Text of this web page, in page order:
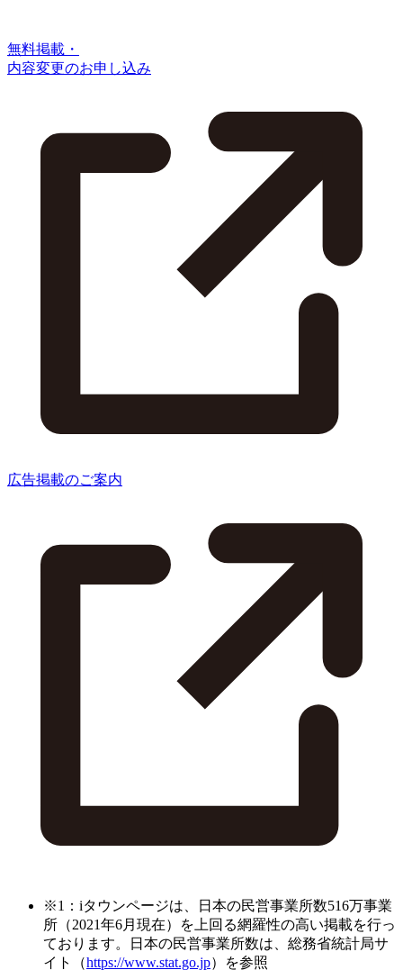
無料掲載・
内容変更のお申し込み
広告掲載のご案内
※1：iタウンページは、日本の民営事業所数516万事業
所（2021年6月現在）を上回る網羅性の高い掲載を行っ
ております。日本の民営事業所数は、総務省統計局サ
イト（https://www.stat.go.jp）を参照